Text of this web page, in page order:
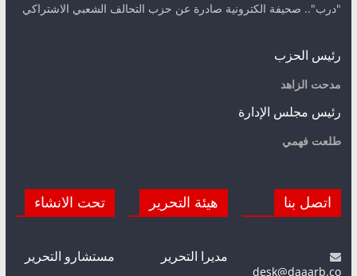
"درب".. صحيفة الكترونية صادرة عن حزب التحالف الشعبي الاشتراكي
رئيس الحزب
مدحت الزاهد
رئيس مجلس الإدارة
طلعت فهمي
اتصل بنا
desk@daaarb.co
هيئة التحرير
مديرا التحرير
تحت الانشاء
مستشارو التحرير